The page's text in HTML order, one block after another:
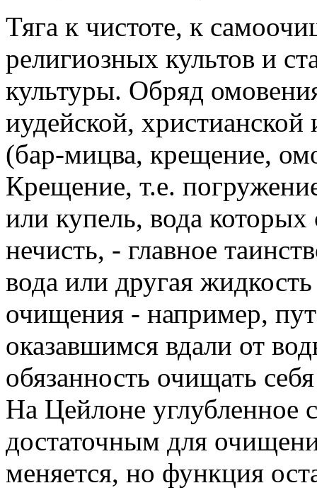
Тяга к чистоте, к
религиозных культов и
культуры. Обряд
иудейской, христианской
(бар-мицва, крещение,
Крещение, т.е.
или купель, вода
нечисть, - главное
вода или другая
очищения - например,
оказавшимся вдали от
обязанность очищать
На Цейлоне углубленное
достаточным для
меняется, но функция